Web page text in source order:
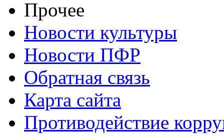
Прочее
Новости культуры
Новости ПФР
Обратная связь
Карта сайта
Противодействие